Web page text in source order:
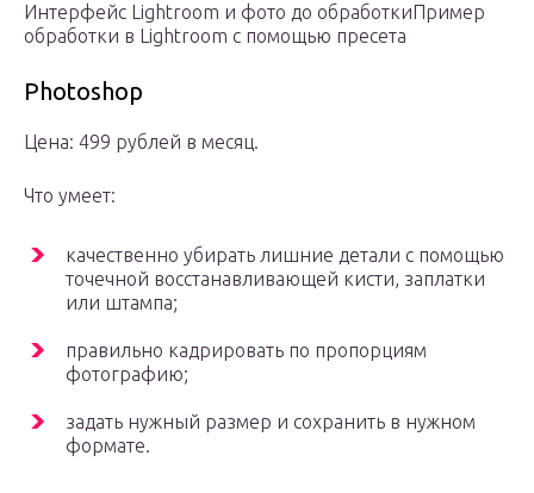
Интерфейс Lightroom и фото до обработкиПример
обработки в Lightroom с помощью пресета
Photoshop
Цена: 499 рублей в месяц.
Что умеет:
качественно убирать лишние детали с помощью
точечной восстанавливающей кисти, заплатки
или штампа;
правильно кадрировать по пропорциям
фотографию;
задать нужный размер и сохранить в нужном
формате.